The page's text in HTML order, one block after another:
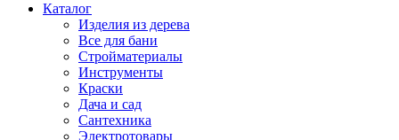
Каталог
Изделия из дерева
Все для бани
Стройматериалы
Инструменты
Краски
Дача и сад
Сантехника
Электротовары